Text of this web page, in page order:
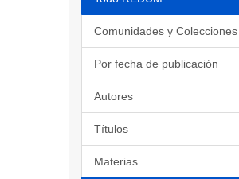
Comunidades y Colecciones
Por fecha de publicación
Autores
Títulos
Materias